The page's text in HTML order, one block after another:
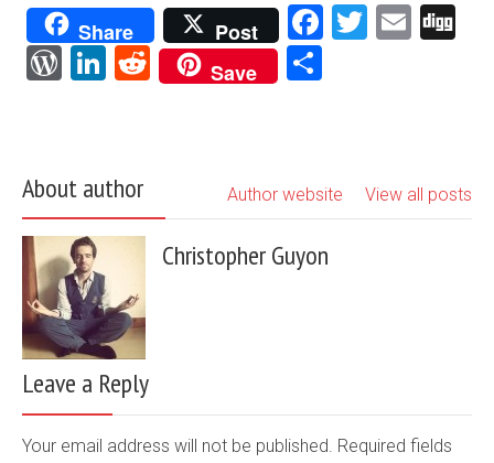
Share Post Facebook
Twitter
WordPress
LinkedIn
Reddit
Save
About author View all posts
Author website
Christopher Guyon
Leave a Reply
Your email address will not be published. Required fields